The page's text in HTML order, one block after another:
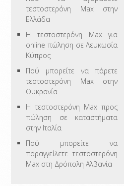
τεστοστερόνη Max στην
Ελλάδα
Η τεστοστερόνη Max για
online πώληση σε Λευκωσία
Κύπρος
Πού μπορείτε να πάρετε
τεστοστερόνη Max στην
Ουκρανία
Η τεστοστερόνη Max προς
πώληση σε καταστήματα
στην Ιταλία
Πού μπορείτε να
παραγγείλετε τεστοστερόνη
Max στη Δρόπολη Αλβανία